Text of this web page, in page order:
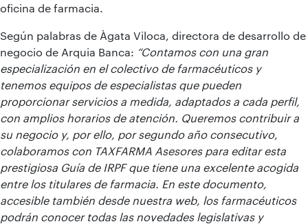
oficina de farmacia.
Según palabras de Àgata Viloca, directora de desarrollo de
negocio de Arquia Banca: “Contamos con una gran
especialización en el colectivo de farmacéuticos y
tenemos equipos de especialistas que pueden
proporcionar servicios a medida, adaptados a cada perfil,
con amplios horarios de atención. Queremos contribuir a
su negocio y, por ello, por segundo año consecutivo,
colaboramos con TAXFARMA Asesores para editar esta
prestigiosa Guía de IRPF que tiene una excelente acogida
entre los titulares de farmacia. En este documento,
accesible también desde nuestra web, los farmacéuticos
podrán conocer todas las novedades legislativas y